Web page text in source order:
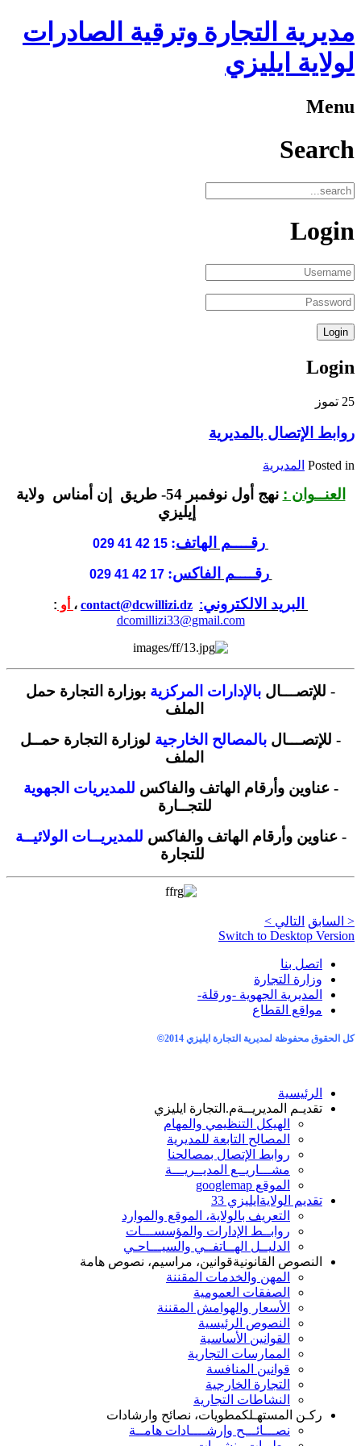
مديرية التجارة وترقية الصادرات
لولاية ايليزي
Menu
Search
Login
Login
25 تموز
روابط الإتصال بالمديرية
Posted in المديرية
العنــوان :
نهج أول نوفمبر 54- طريق إن أمناس ولاية
رقــــم الهاتف:
رقــــم الفاكس:
17 42 41 029
البريد الالكتروني:
contact@dcwillizi.dz ، أو :
dcomillizi33@gmail.com
- للإتصـــال بالإدارات المركزية بوزارة التجارة حمل
الملف
- للإتصـــال بالمصالح الخارجية لوزارة التجارة حمــل
الملف
- عناوين وأرقام الهاتف والفاكس للمديريات الجهوية
للتجــارة
- عناوين وأرقام الهاتف والفاكس للمديريــات الولائيــة
للتجارة
< السابق التالي >
Switch to Desktop Version
اتصل بنا
وزارة التجارة
المديرية الجهوية -ورقلة-
مواقع القطاع
كل الحقوق محفوظة لمديرية التجارة ايليزي 2014 ©
الرئيسية
تقديـم المديريــةم.التجارة ايليزي
الهيكل التنظيمي والمهام
المصالح التابعة للمديرية
روابط الإتصال بمصالحنا
مشـــاريــع المديــريـــة
الموقع googlemap
تقديم الولاية ايليزي 33
التعريف بالولاية، الموقع والموارد
روابــط الإدارات والمؤسســـات
الدليــل الهــاتفــي والسيـــاحـي
النصوص القانونيةقوانين، مراسيم، نصوص هامة
المهن والخدمات المقننة
الصفقات العمومية
الأسعار والهوامش المقننة
النصوص الرئيسية
القوانين الأساسية
الممارسات التجارية
قوانين المنافسة
التجارة الخارجية
النشاطات التجارية
ركـن المستهـلكمطويات، نصائح وارشادات
نصـــائـــح وإرشــــادات هامــة